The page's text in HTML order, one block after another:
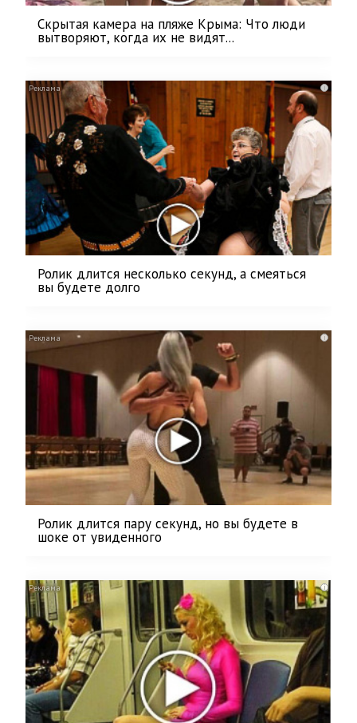
Скрытая камера на пляже Крыма: Что люди
вытворяют, когда их не видят...
i
Ролик длится несколько секунд, а смеяться
вы будете долго
i
Ролик длится пару секунд, но вы будете в
шоке от увиденного
i